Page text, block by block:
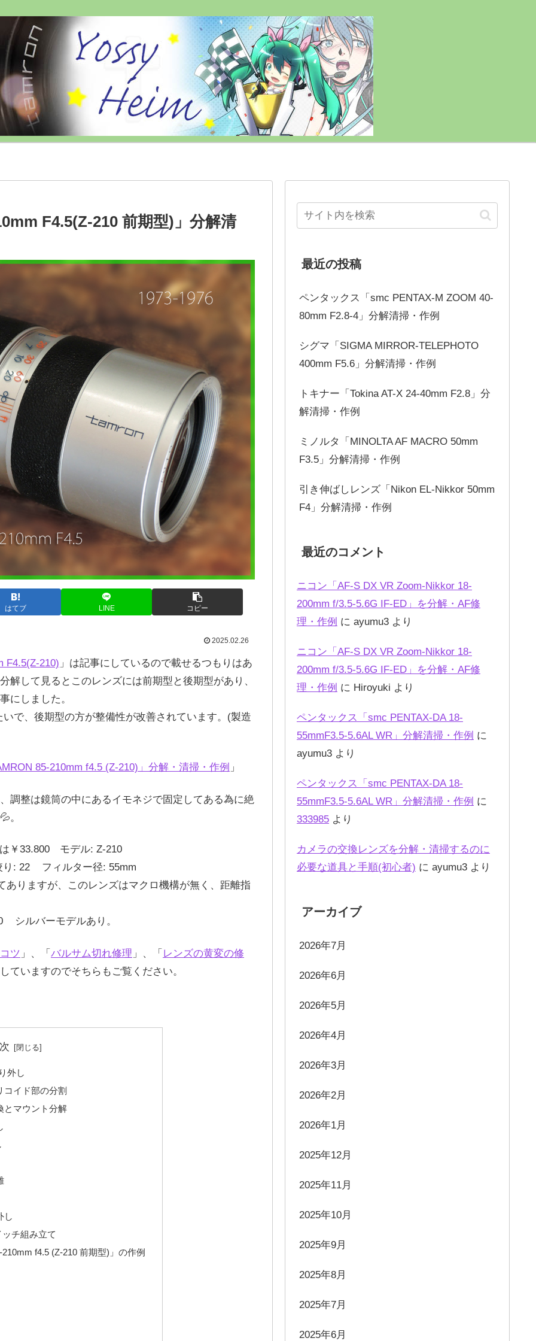
F4.5(Z-210 前期型)」分解清
はてブ LINE コピー
2025.02.26
F4.5(Z-210) 」は記事にしているので載せるつもりはあ
して見るとこのレンズには前期型と後期型があり、
にしました。
で、後期型の方が整備性が改善されています。(製造
85-210mm f4.5 (Z-210)」分解・清掃・作例 」
調整は鏡筒の中にあるイモネジで固定してある為に絶
。
￥33.800 モデル: Z-210
: 22 フィルター径: 55mm
りますが、このレンズはマクロ機構が無く、距離指
ルバーモデルあり。
ツ 」、「 バルサム切れ修理 」、「 レンズの黄変の修
ていますのでそちらもご覧ください。
外し
イド部の分割
マウント分解
し
チ組み立て
f4.5 (Z-210 前期型)」の作例
最近の投稿
ペンタックス「smc PENTAX-M ZOOM 40-
80mm F2.8-4」分解清掃・作例
シグマ「SIGMA MIRROR-TELEPHOTO
400mm F5.6」分解清掃・作例
トキナー「Tokina AT-X 24-40mm F2.8」分
解清掃・作例
ミノルタ「MINOLTA AF MACRO 50mm
F3.5」分解清掃・作例
引き伸ばしレンズ「Nikon EL-Nikkor 50mm
F4」分解清掃・作例
最近のコメント
ニコン「AF-S DX VR Zoom-Nikkor 18-
200mm f/3.5-5.6G IF-ED」を分解・AF修
理・作例 に ayumu3 より
ニコン「AF-S DX VR Zoom-Nikkor 18-
200mm f/3.5-5.6G IF-ED」を分解・AF修
理・作例 に Hiroyuki より
ペンタックス「smc PENTAX-DA 18-
55mmF3.5-5.6AL WR」分解清掃・作例 に
ayumu3 より
ペンタックス「smc PENTAX-DA 18-
55mmF3.5-5.6AL WR」分解清掃・作例 に
333985 より
カメラの交換レンズを分解・清掃するのに
必要な道具と手順(初心者) に ayumu3 より
アーカイブ
2026年7月
2026年6月
2026年5月
2026年4月
2026年3月
2026年2月
2026年1月
2025年12月
2025年11月
2025年10月
2025年9月
2025年8月
2025年7月
2025年6月